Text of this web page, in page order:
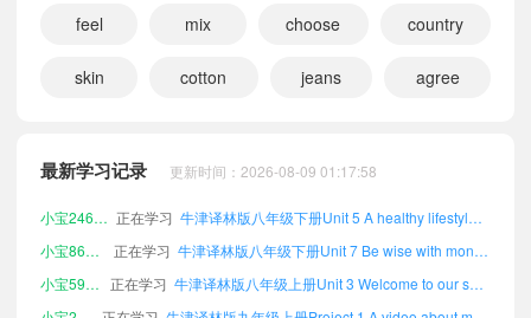
feel mix choose country
skin cotton jeans agree
最新学习记录 更新时间：2026-08-09 01:17:58
小宝721109
正在学习
小宝246556 正在学习
牛津译林版八年级下册Unit 5 A healthy lifestyle课文朗读
小宝865240
正在学习
牛津译林版八年级下册Unit 7 Be wise with money课文朗读
小宝597857
正在学习
牛津译林版八年级上册Unit 3 Welcome to our school!课文朗读